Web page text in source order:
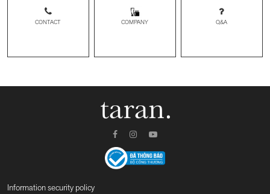
CONTACT COMPANY Q&A
Information security policy